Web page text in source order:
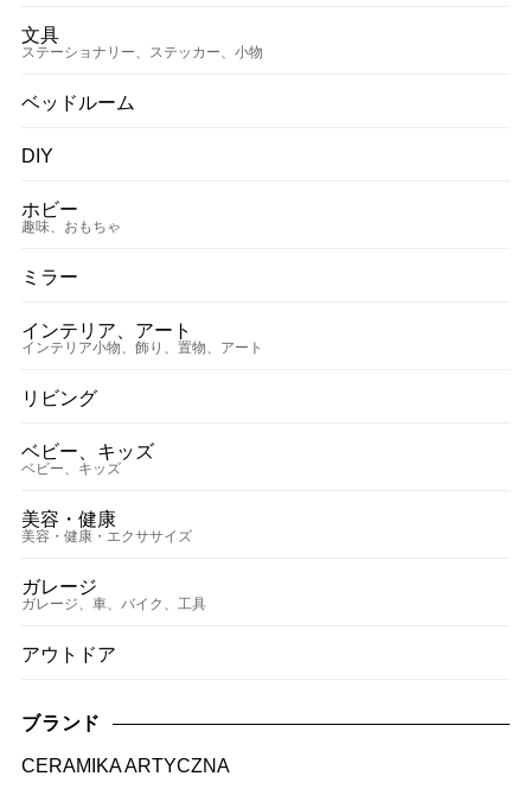
文具
ステーショナリー、ステッカー、小物
ベッドルーム
DIY
ホビー
趣味、おもちゃ
ミラー
インテリア、アート
インテリア小物、飾り、置物、アート
リビング
ベビー、キッズ
ベビー、キッズ
美容・健康
美容・健康・エクササイズ
ガレージ
ガレージ、車、バイク、工具
アウトドア
ブランド
CERAMIKA ARTYCZNA